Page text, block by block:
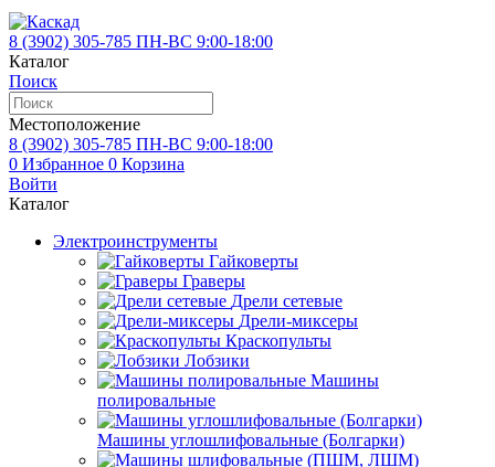
8 (3902) 305-785 ПН-ВС 9:00-18:00
Каталог
Поиск
Местоположение
8 (3902) 305-785 ПН-ВС 9:00-18:00
0 Избранное 0 Корзина
Войти
Каталог
Электроинструменты
Гайковерты
Граверы
Дрели сетевые
Дрели-миксеры
Краскопульты
Лобзики
Машины
полировальные
Машины углошлифовальные (Болгарки)